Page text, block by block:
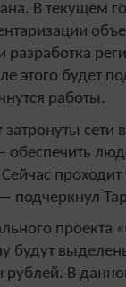
В текущем
разработка
этого будет
работы.
затронуты сети
подчеркнул
проекта
будут
В